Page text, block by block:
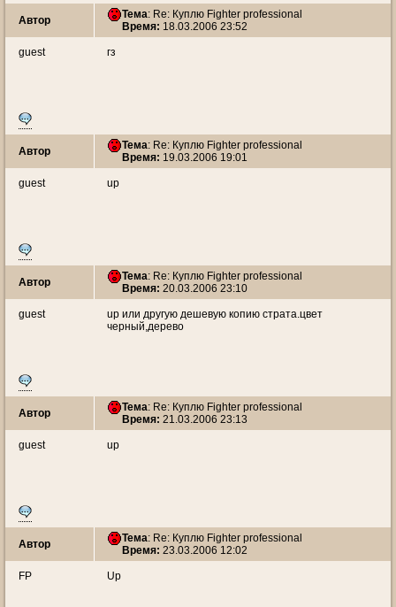
Автор Тема: Re: Куплю Fighter professional
Время: 18.03.2006 23:52
guest гз
Автор Тема: Re: Куплю Fighter professional
Время: 19.03.2006 19:01
guest up
Автор Тема: Re: Куплю Fighter professional
Время: 20.03.2006 23:10
guest
up или другую дешевую копию страта.цвет
черный,дерево
Автор Тема: Re: Куплю Fighter professional
Время: 21.03.2006 23:13
guest up
Автор Тема: Re: Куплю Fighter professional
Время: 23.03.2006 12:02
FP Up